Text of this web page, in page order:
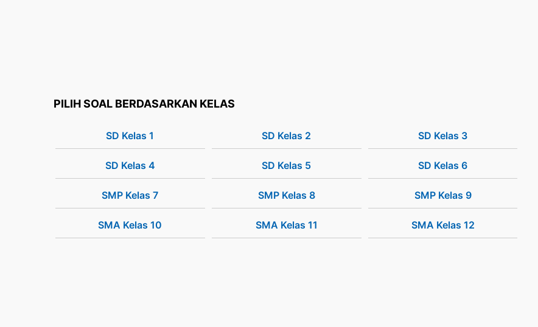
PILIH SOAL BERDASARKAN KELAS
SD Kelas 1 SD Kelas 2 SD Kelas 3
SD Kelas 4 SD Kelas 5 SD Kelas 6
SMP Kelas 7 SMP Kelas 8 SMP Kelas 9
SMA Kelas 10 SMA Kelas 11 SMA Kelas 12